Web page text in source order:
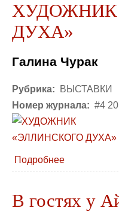
ХУДОЖНИК
ДУХА»
Галина Чурак
Рубрика:
ВЫСТАВКИ
Номер журнала: #4
Подробнее
В гостях у